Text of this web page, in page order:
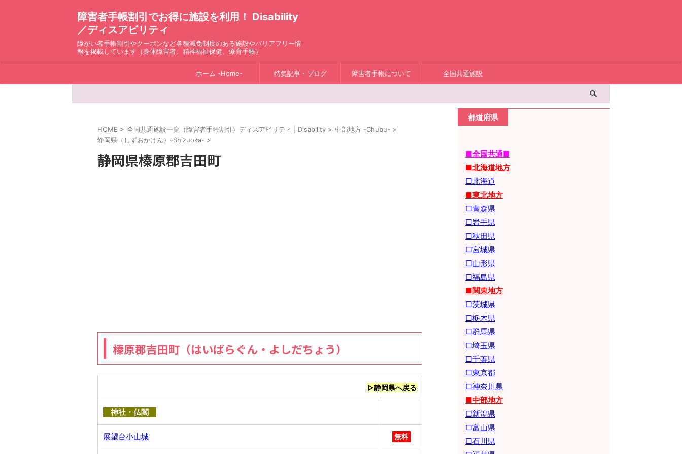
障害者手帳割引でお得に施設を利用！ Disability
／ディスアビリティ
障がい者手帳割引やクーポンなど各種減免制度のある施設やバリアフリー情
報を掲載しています（身体障害者、精神福祉保健、療育手帳）
ホーム -Home- 特集記事・ブログ 障害者手帳について 全国共通施設
HOME > 全国共通施設一覧（障害者手帳割引）ディスアビリティ | Disability > 中部地方 -Chubu- >
静岡県（しずおかけん）-Shizuoka- >
静岡県榛原郡吉田町
榛原郡吉田町（はいばらぐん・よしだちょう）
▷静岡県へ戻る
神社・仏閣
展望台小山城 無料
都道府県
■全国共通■
■北海道地方
□北海道
■東北地方
□青森県
□岩手県
□秋田県
□宮城県
□山形県
□福島県
■関東地方
□茨城県
□栃木県
□群馬県
□埼玉県
□千葉県
□東京都
□神奈川県
■中部地方
□新潟県
□富山県
□石川県